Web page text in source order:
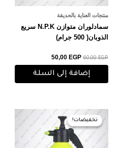
منتجات العناية بالحديقة
سمادلوران متوازن N.P.K سريع
الذوبان( 500 جرام)
60,00EGP
50,00 EGP
إضافة إلى السلة
تخفيضات!
تخفيضات!
السعر
الأصلي
هو:
150,00 EGP.
السعر
الحالي
هو:
130,00 EGP.